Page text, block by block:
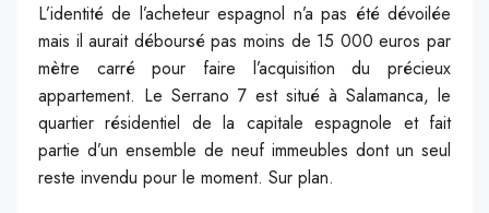
L’identité de l’acheteur espagnol n’a pas été dévoilée
mais il aurait déboursé pas moins de 15 000 euros par
mètre carré pour faire l’acquisition du précieux
appartement. Le Serrano 7 est situé à Salamanca, le
quartier résidentiel de la capitale espagnole et fait
partie d’un ensemble de neuf immeubles dont un seul
reste invendu pour le moment. Sur plan.